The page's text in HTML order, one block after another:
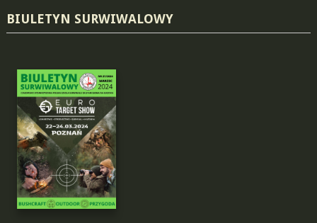
BIULETYN SURWIWALOWY